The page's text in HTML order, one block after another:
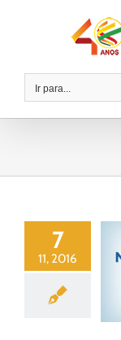
Ir para...
7
11, 2016